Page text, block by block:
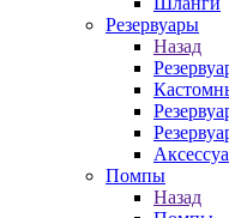
Резервуары
Назад
Помпы
Назад